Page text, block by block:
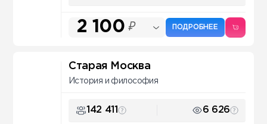
2 100 ₽ ПОДРОБНЕЕ
Старая Москва
История и философия
142 411 6 626